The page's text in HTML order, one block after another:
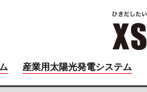
産業用太陽光発電システム